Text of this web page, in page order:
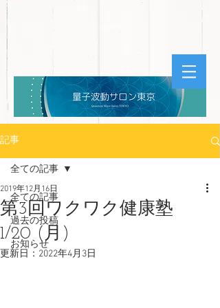
記事
全ての記事
過去の投稿
お知らせ
全ての記事
第3回ワクワク健康塾
1/20 (月)
2019年12月16日
更新日： 2022年4月3日